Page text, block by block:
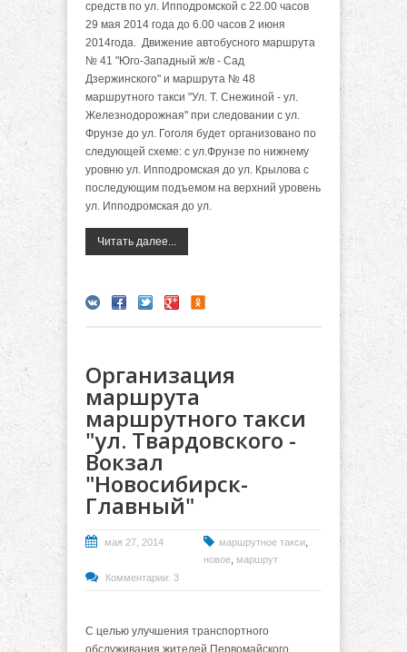
средств по ул. Ипподромской с 22.00 часов
29 мая 2014 года до 6.00 часов 2 июня
2014года. Движение автобусного маршрута
№ 41 "Юго-Западный ж/в - Сад
Дзержинского" и маршрута № 48
маршрутного такси "Ул. Т. Снежиной - ул.
Железнодорожная" при следовании с ул.
Фрунзе до ул. Гоголя будет организовано по
следующей схеме: с ул.Фрунзе по нижнему
уровню ул. Ипподромская до ул. Крылова с
последующим подъемом на верхний уровень
ул. Ипподромская до ул.
Читать далее...
Организация
маршрута
маршрутного такси
"ул. Твардовского -
Вокзал
"Новосибирск-
Главный"
мая 27, 2014 маршрутное такси,
новое, маршрут
Комментарии: 3
С целью улучшения транспортного